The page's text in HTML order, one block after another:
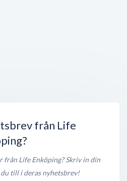
från Life
från Life Enköping? Skriv in din
till i deras nyhetsbrev!